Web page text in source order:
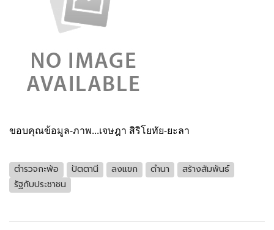
ขอบคุณข้อมูล-ภาพ...เจษฎา สิริโยทัย-ยะลา
ตำรวจกะพ้อ ปัตตานี ลงแขก ดำนา
สร้างสัมพันธ์
รัฐกับประชาชน